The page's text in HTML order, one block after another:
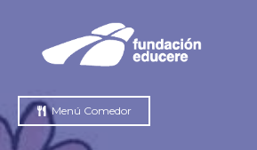
Menú Comedor